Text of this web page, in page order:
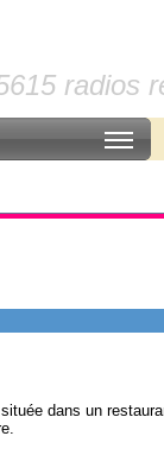
radios
dans un